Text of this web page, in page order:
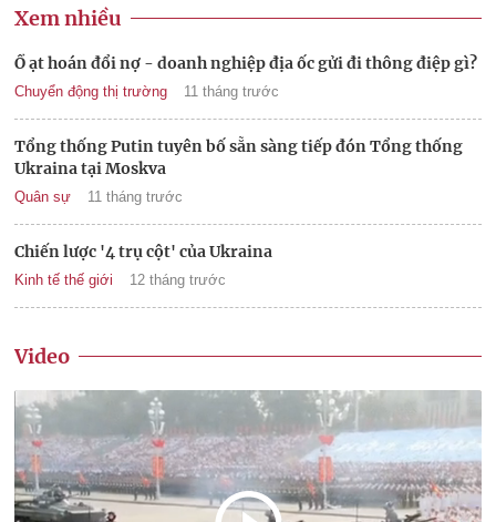
Xem nhiều
Ồ ạt hoán đổi nợ - doanh nghiệp địa ốc gửi đi thông điệp gì?
Chuyển động thị trường 11 tháng trước
Tổng thống Putin tuyên bố sẵn sàng tiếp đón Tổng thống
Ukraina tại Moskva
Quân sự 11 tháng trước
Chiến lược '4 trụ cột' của Ukraina
Kinh tế thế giới 12 tháng trước
Video